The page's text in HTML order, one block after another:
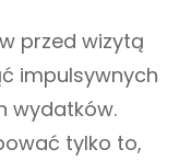
przed wizytą
impulsywnych
wydatków.
tylko to,